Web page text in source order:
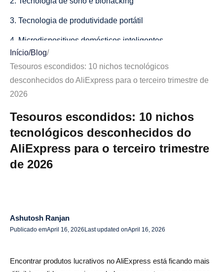
3. Tecnologia de produtividade portátil
4. Microdispositivos domésticos inteligentes
6. Equipamento de configuração de tecnologia de LED e
estética
7. Tecnologia de bem-estar vestível
8. Dispositivos anti-perda e rastreamento
9. Acessórios de tecnologia de viagem
Erros comuns a evitar ao escolher nichos de tecnologia
AliExpress
Início/Blog/
Tesouros escondidos: 10 nichos tecnológicos
desconhecidos do AliExpress para o terceiro trimestre de
2026
Tesouros escondidos: 10 nichos
tecnológicos desconhecidos do
AliExpress para o terceiro trimestre
de 2026
Ashutosh Ranjan
Publicado emApril 16, 2026 Last updated onApril 16, 2026
Encontrar produtos lucrativos no AliExpress está ficando mais